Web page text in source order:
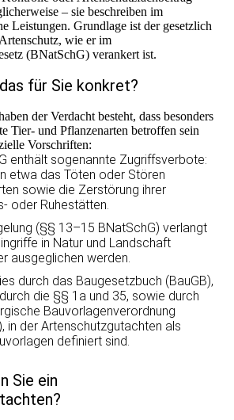
– sie beschreiben im
Leistungen. Grundlage ist der gesetzlich
wie er im
(BNatSchG) verankert ist.
für Sie konkret?
der Verdacht besteht, dass besonders
Tier- und Pflanzenarten betroffen sein
Vorschriften:
enthält sogenannte Zugriffsverbote:
etwa das Töten oder Stören
sowie die Zerstörung ihrer
oder Ruhestätten.
(§§ 13–15 BNatSchG) verlangt
in Natur und Landschaft
ausgeglichen werden.
durch das Baugesetzbuch (BauGB),
die §§ 1a und 35, sowie durch
Bauvorlagenverordnung
in der Artenschutzgutachten als
definiert sind.
Sie ein